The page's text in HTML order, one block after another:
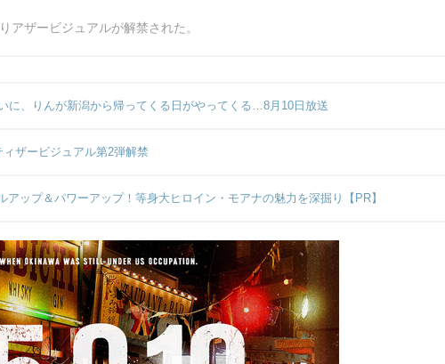
アザービジュアルが解禁された。
に、りんが新潟から帰ってくる日がやってくる…8月10日放送
ザービジュアル第2弾解禁
アップ＆パワーアップ！等身大ヒロイン・モアナの魅力を深掘り【PR】